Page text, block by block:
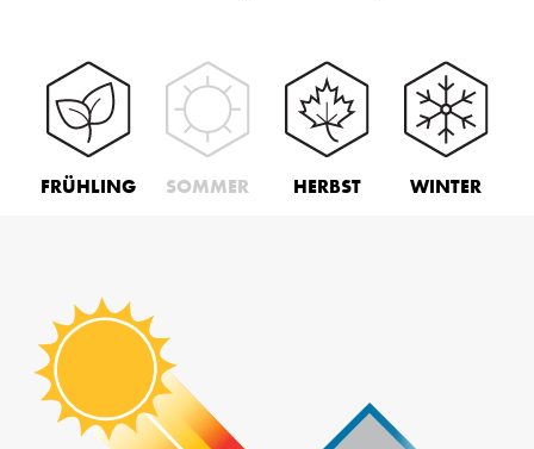
FRÜHLING SOMMER HERBST WINTER